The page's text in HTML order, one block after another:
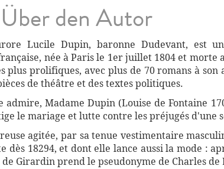
Über den Autor
Lucile Dupin, baronne Dudevant, est
née à Paris le 1er juillet 1804 et morte
prolifiques, avec plus de 70 romans à son
de théâtre et des textes politiques.
Madame Dupin (Louise de Fontaine
le mariage et lutte contre les préjugés d'une
agitée, par sa tenue vestimentaire
dès 18294, et dont elle lance aussi la mode :
Girardin prend le pseudonyme de Charles de